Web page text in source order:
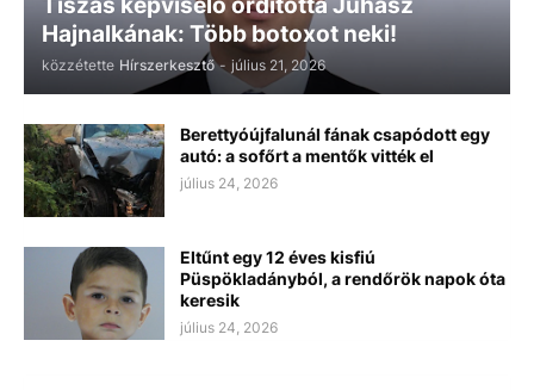
Tiszás képviselő ordította Juhász
Hajnalkának: Több botoxot neki!
közzétette Hírszerkesztő - július 21, 2026
Berettyóújfalunál fának csapódott egy
autó: a sofőrt a mentők vitték el
július 24, 2026
Eltűnt egy 12 éves kisfiú
Püspökladányból, a rendőrök napok óta
keresik
július 24, 2026